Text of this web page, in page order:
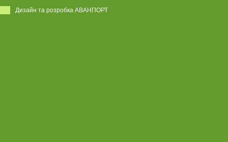
Дизайн та розробка АВАНПОРТ